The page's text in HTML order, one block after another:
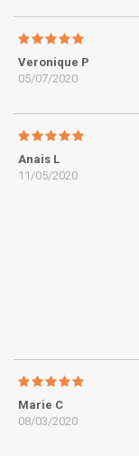
Veronique P
05/07/2020
Anais L
11/05/2020
Marie C
08/03/2020